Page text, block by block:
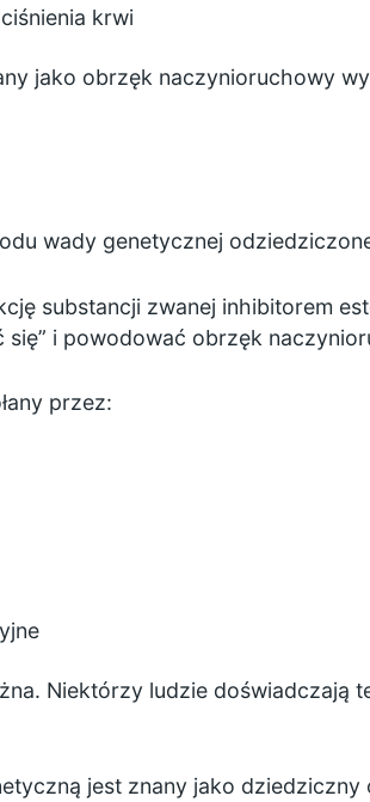
krwi
jako obrzęk naczynioruchowy
wady genetycznej
substancji zwanej inhibitorem
się” i powodować obrzęk
przez:
Niektórzy ludzie doświadczają
jest znany jako